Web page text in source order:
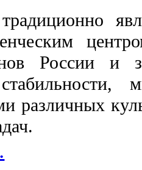
России и
различных